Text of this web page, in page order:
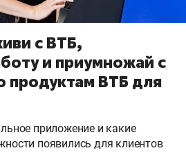
с ВТБ,
и приумножай с
продуктам ВТБ для
приложение и какие
появились для клиентов